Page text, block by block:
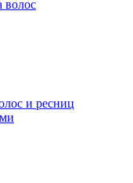
волос
и ресниц